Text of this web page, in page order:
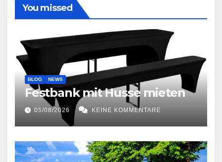
You missed
BLOG NEWS
Festbank mit Husse mieten
05/08/2026 KEINE KOMMENTARE